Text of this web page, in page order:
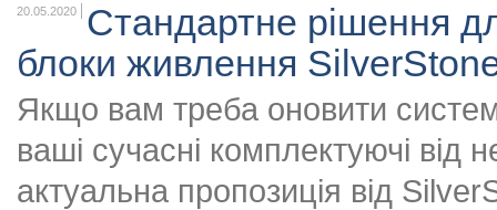
20.05.2020
Стандартне рішення
блоки живлення
Якщо вам треба оновити
ваші сучасні комплектуючі від
актуальна пропозиція від